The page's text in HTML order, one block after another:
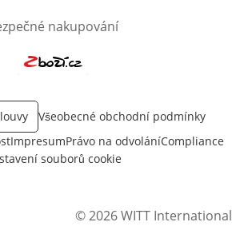
nakupování
Všeobecné obchodní podmínky
ImpresumPrávo na odvoláníCompliance
souborů cookie
© 2026 WITT International